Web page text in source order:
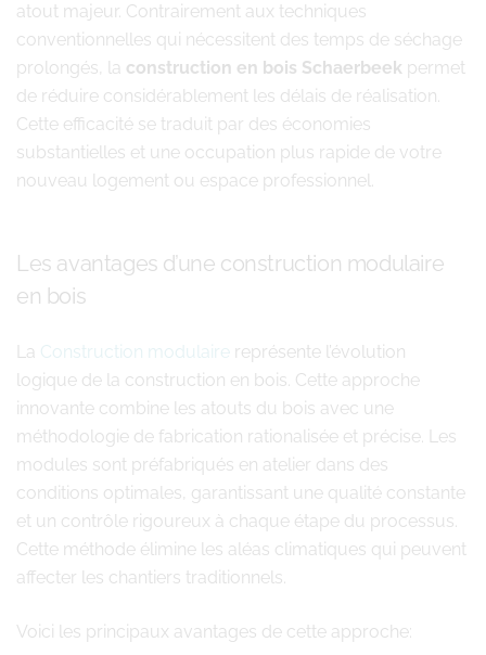
atout majeur. Contrairement aux techniques
conventionnelles qui nécessitent des temps de séchage
prolongés, la construction en bois Schaerbeek permet
de réduire considérablement les délais de réalisation.
Cette efficacité se traduit par des économies
substantielles et une occupation plus rapide de votre
nouveau logement ou espace professionnel.
Les avantages d’une construction modulaire
en bois
La Construction modulaire représente l’évolution
logique de la construction en bois. Cette approche
innovante combine les atouts du bois avec une
méthodologie de fabrication rationalisée et précise. Les
modules sont préfabriqués en atelier dans des
conditions optimales, garantissant une qualité constante
et un contrôle rigoureux à chaque étape du processus.
Cette méthode élimine les aléas climatiques qui peuvent
affecter les chantiers traditionnels.
Voici les principaux avantages de cette approche: